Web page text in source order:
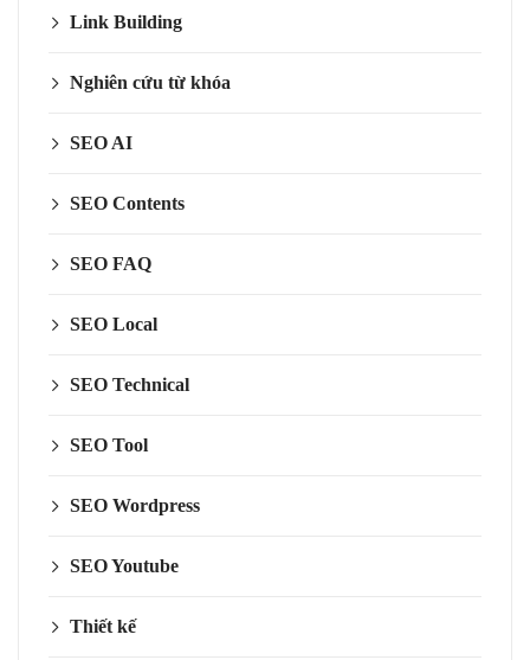
Link Building
Nghiên cứu từ khóa
SEO AI
SEO Contents
SEO FAQ
SEO Local
SEO Technical
SEO Tool
SEO Wordpress
SEO Youtube
Thiết kế